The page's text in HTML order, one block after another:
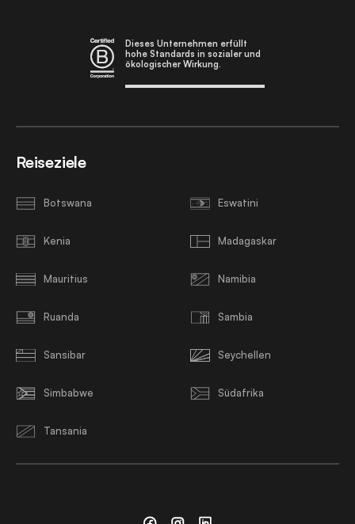
Dieses Unternehmen erfüllt
hohe Standards in sozialer und
ökologischer Wirkung.
Reiseziele
Botswana Eswatini
Kenia Madagaskar
Mauritius Namibia
Ruanda Sambia
Sansibar Seychellen
Simbabwe Südafrika
Tansania
FacebookInstagramLinkedin